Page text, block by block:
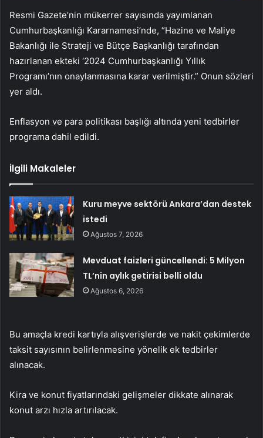
Resmi Gazete’nin mükerrer sayısında yayımlanan
Cumhurbaşkanlığı Kararnamesi’nde, “Hazine ve Maliye
Bakanlığı ile Strateji ve Bütçe Başkanlığı tarafından
hazırlanan ekteki ‘2024 Cumhurbaşkanlığı Yıllık
Programı’nın onaylanmasına karar verilmiştir.” Onun sözleri
yer aldı.
Enflasyon ve para politikası başlığı altında yeni tedbirler
programa dahil edildi.
İlgili Makaleler
Kuru meyve sektörü Ankara’dan destek
istedi
Ağustos 7, 2026
Mevduat faizleri güncellendi: 5 Milyon
TL’nin aylık getirisi belli oldu
Ağustos 6, 2026
Bu amaçla kredi kartıyla alışverişlerde ve nakit çekimlerde
taksit sayısının belirlenmesine yönelik ek tedbirler
alınacak.
Kira ve konut fiyatlarındaki gelişmeler dikkate alınarak
konut arzı hızla artırılacak.